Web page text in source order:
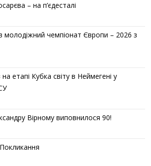
– на п’єдесталі
молодіжний чемпіонат Європи – 2026 з
на етапі Кубка світу в Неймегені у
Вірному виповнилося 90!